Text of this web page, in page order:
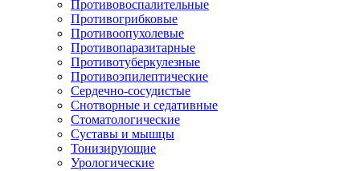
Противовоспалительные
Противогрибковые
Противоопухолевые
Противопаразитарные
Противотуберкулезные
Противоэпилептические
Сердечно-сосудистые
Снотворные и седативные
Стоматологические
Суставы и мышцы
Тонизирующие
Урологические